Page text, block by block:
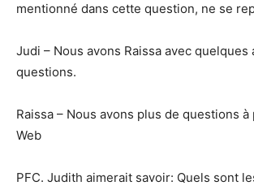
mentionné dans cette question, ne se
Judi – Nous avons Raissa avec quelques
questions.
Raissa – Nous avons plus de questions
Web
PFC. Judith aimerait savoir: Quels sont